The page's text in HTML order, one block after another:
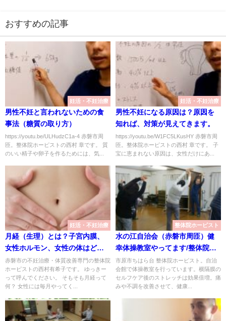
おすすめの記事
妊活・不妊治療
男性不妊と言われないための食
事法（糖質の取り方）
https://youtu.be/ULHudzC1a-4 赤磐市周
匝。整体院ホーピストの西村 章です。 質
のいい精子や卵子を作るためには、気...
妊活・不妊治療
男性不妊になる原因は？原因を
知れば、対策が見えてきます。
https://youtu.be/W1FC5LKusHY 赤磐市周
匝。整体院ホーピストの西村 章です。 子
宝に恵まれない原因は、女性だけにあ...
妊活・不妊治療
月経（生理）とは？子宮内膜、
女性ホルモン、女性の体はどう
なってるの？
赤磐市の不妊治療・体質改善専門の整体院
ホーピストの西村有希子です。 ゆっきー
って呼んでください。 そもそも月経って
何？ 女性には毎月やってく...
整体院ホーピスト
水の江自治会（赤磐市周匝）健
幸体操教室やってます/整体院ホ
ーピスト
市原市ちはら台 整体院ホーピスト。自治
会館で体操教室を行っています。横隔膜の
セルフケア後のストレッチは効果倍増。痛
みや不調を改善させて、健康...